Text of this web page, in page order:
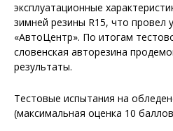
эксплуатационные
зимней резины R15, что провел
«АвтоЦентр». По итогам
словенская авторезина
результаты.
Тестовые испытания на
(максимальная оценка 10